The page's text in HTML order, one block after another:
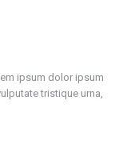
ipsum dolor ipsum
tristique urna,